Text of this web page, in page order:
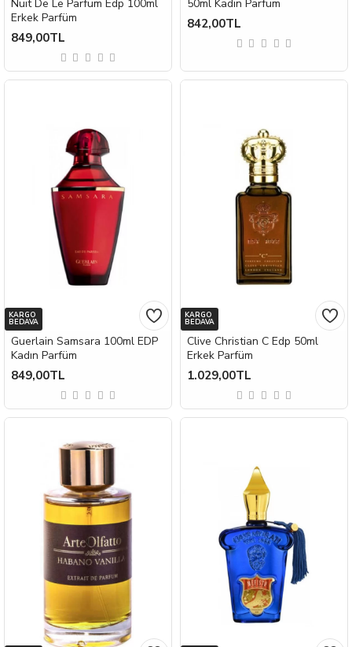
Nuit De Le Parfüm Edp 100ml
Erkek Parfüm
849,00TL
50ml Kadın Parfüm
842,00TL
KARGO
BEDAVA
Guerlain Samsara 100ml EDP
Kadın Parfüm
849,00TL
KARGO
BEDAVA
Clive Christian C Edp 50ml
Erkek Parfüm
1.029,00TL